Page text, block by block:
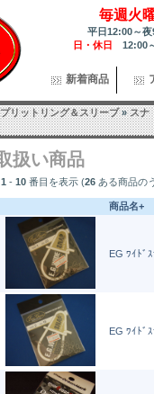
毎週火
平日12:00～
日・休日 12:00
新着商品
リットリング＆スリーブ»スナ
扱い商品
1 - 10 番目を表示 (26 ある商品の
商品名+
EG ﾜｲﾄﾞ
EG ﾜｲﾄﾞ